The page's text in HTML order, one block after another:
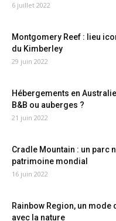
6 juillet 2022
Montgomery Reef : lieu
du Kimberley
29 juin 2022
Hébergements en
B&B ou auberges ?
21 juin 2022
Cradle Mountain : un parc
patrimoine mondial
16 juin 2022
Rainbow Region, un mode
avec la nature